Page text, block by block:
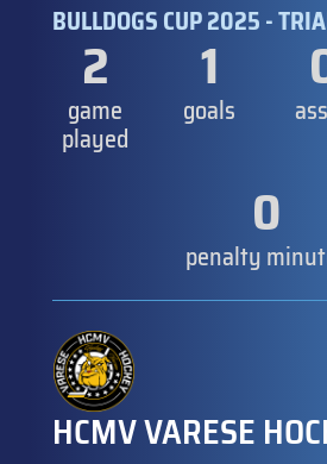
BULLDOGS CUP 2025 -
2
game
played
1
goals
0
penalty
HCMV VARESE